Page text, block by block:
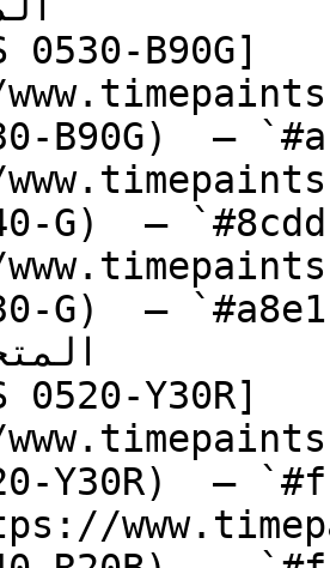
B90G]
B90G)  —
G)  —
G)  —
Y30R]
Y30R)  —